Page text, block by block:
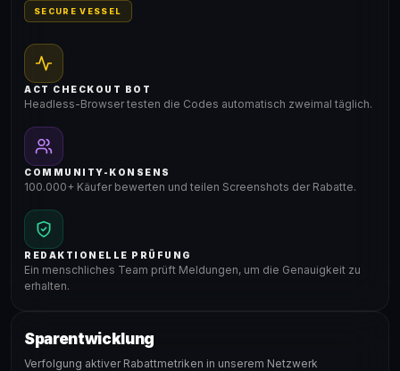
SECURE VESSEL
ACT CHECKOUT BOT
Headless-Browser testen die Codes automatisch zweimal täglich.
COMMUNITY-KONSENS
100.000+ Käufer bewerten und teilen Screenshots der Rabatte.
REDAKTIONELLE PRÜFUNG
Ein menschliches Team prüft Meldungen, um die Genauigkeit zu
erhalten.
Sparentwicklung
Verfolgung aktiver Rabattmetriken in unserem Netzwerk